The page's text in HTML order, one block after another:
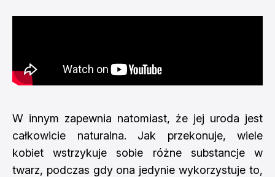
W innym zapewnia natomiast, że jej uroda jest
całkowicie naturalna. Jak przekonuje, wiele
kobiet wstrzykuje sobie różne substancje w
twarz, podczas gdy ona jedynie wykorzystuje to,